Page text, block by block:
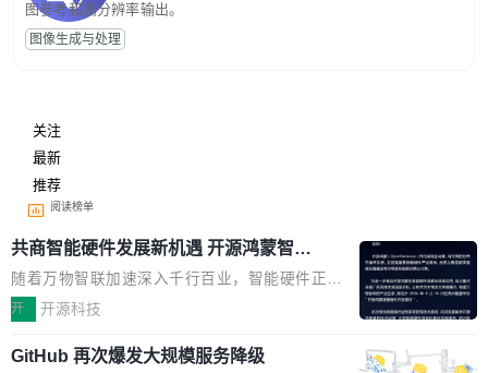
图参考和高分辨率输出。
图像生成与处理
关注
最新
推荐
阅读榜单
共商智能硬件发展新机遇 开源鸿蒙智能
硬件开发者日杭州站即将举行
随着万物智联加速深入千行百业，智能硬件正从
单点设备迈向智能化、网联化、协同化发展。作
鸿蒙通过统一技术底座和分布式能力，为不同类
开 开源科技
GitHub 再次爆发大规模服务降级